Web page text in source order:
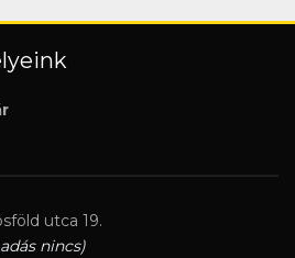
utca 19.
nincs)